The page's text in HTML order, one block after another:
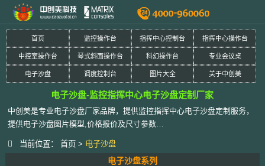
首页 监控操作台 指挥中心控制台 指挥中心操作台
中控室操作台 琴式斜面操作台 科幻操作台 专业会议桌
电子沙盘 调度控制台 图片大全 关于中创美
电子沙盘-监控指挥中心电子沙盘定制厂家
中创美是专业电子沙盘厂家品牌，提供监控指挥中心电子沙盘定制服务，
提供电子沙盘图片模型,价格报价及尺寸参数…
当前位置：首页> 电子沙盘
电子沙盘系列